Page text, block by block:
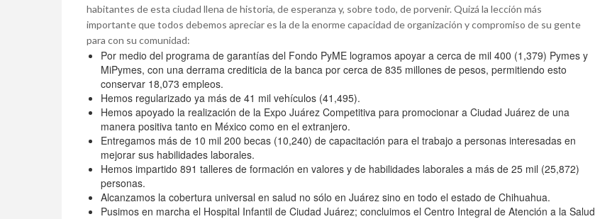
habitantes de esta ciudad llena de historia, de esperanza y, sobre todo, de porvenir. Quizá la lección más
importante que todos debemos apreciar es la de la enorme capacidad de organización y compromiso de su gente
para con su comunidad:
Por medio del programa de garantías del Fondo PyME logramos apoyar a cerca de mil 400 (1,379) Pymes y
MiPymes, con una derrama crediticia de la banca por cerca de 835 millones de pesos, permitiendo esto
conservar 18,073 empleos.
Hemos regularizado ya más de 41 mil vehículos (41,495).
Hemos apoyado la realización de la Expo Juárez Competitiva para promocionar a Ciudad Juárez de una
manera positiva tanto en México como en el extranjero.
Entregamos más de 10 mil 200 becas (10,240) de capacitación para el trabajo a personas interesadas en
mejorar sus habilidades laborales.
Hemos impartido 891 talleres de formación en valores y de habilidades laborales a más de 25 mil (25,872)
personas.
Alcanzamos la cobertura universal en salud no sólo en Juárez sino en todo el estado de Chihuahua.
Pusimos en marcha el Hospital Infantil de Ciudad Juárez; concluimos el Centro Integral de Atención a la Salud